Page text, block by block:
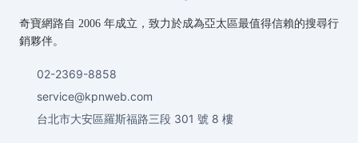
奇寶網路自 2006 年成立，致力於成為亞太區最值得信賴的搜尋行
銷夥伴。
02-2369-8858
service@kpnweb.com
台北市大安區羅斯福路三段 301 號 8 樓